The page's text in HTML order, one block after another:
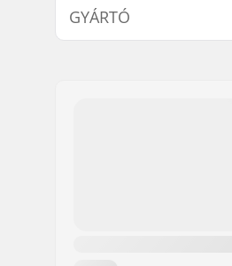
Kerék keménysége:
GYÁRTÓ